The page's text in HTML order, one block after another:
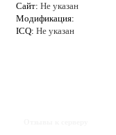
Сайт: Не указан
Модификация:
ICQ: Не указан